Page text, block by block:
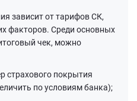
зависит от тарифов СК,
факторов. Среди основных
чек, можно
страхового покрытия
по условиям банка);